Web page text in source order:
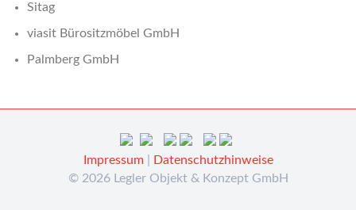
Sitag
viasit Bürositzmöbel GmbH
Palmberg GmbH
Impressum|
Datenschutzhinweise
© 2026 Legler Objekt & Konzept GmbH